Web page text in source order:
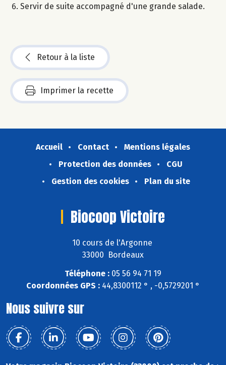
Servir de suite accompagné d'une grande salade.
Retour à la liste
Imprimer la recette
Accueil Contact
Mentions légales
Protection des données
CGU
Gestion des cookies
Plan du site
Biocoop Victoire
10 cours de l'Argonne
33000 Bordeaux
Téléphone : 05 56 94 71 19
Coordonnées GPS : 44,8300112 ° , -0,5729201 °
Nous suivre sur